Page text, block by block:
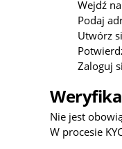
Wejdź
Podaj
Utwórz
Zaloguj
Nie jest
W procesie